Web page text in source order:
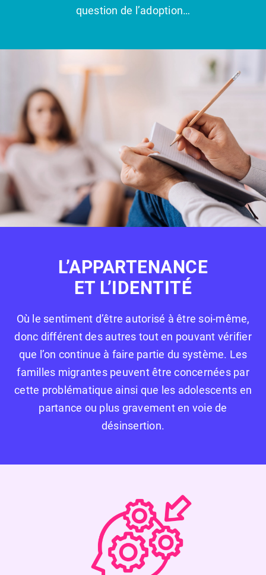
question de l’adoption…
L’APPARTENANCE
ET L’IDENTITÉ
Où le sentiment d’être autorisé à être soi-même,
donc différent des autres tout en pouvant vérifier
que l’on continue à faire partie du système. Les
familles migrantes peuvent être concernées par
cette problématique ainsi que les adolescents en
partance ou plus gravement en voie de
désinsertion.